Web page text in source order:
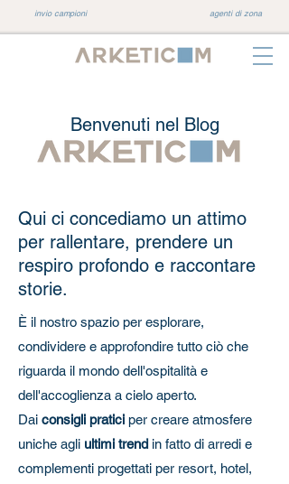
invio campioni agenti di zona
Benvenuti nel Blog
Qui ci concediamo un attimo
per rallentare, prendere un
respiro profondo e raccontare
storie.
È il nostro spazio per esplorare,
condividere e approfondire tutto ciò che
riguarda il mondo dell'ospitalità e
dell'accoglienza a cielo aperto.
Dai consigli pratici per creare atmosfere
uniche agli ultimi trend in fatto di arredi e
complementi progettati per resort, hotel,